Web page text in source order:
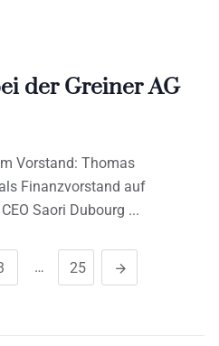
der Greiner AG
Vorstand: Thomas
Finanzvorstand auf
Saori Dubourg
… 25